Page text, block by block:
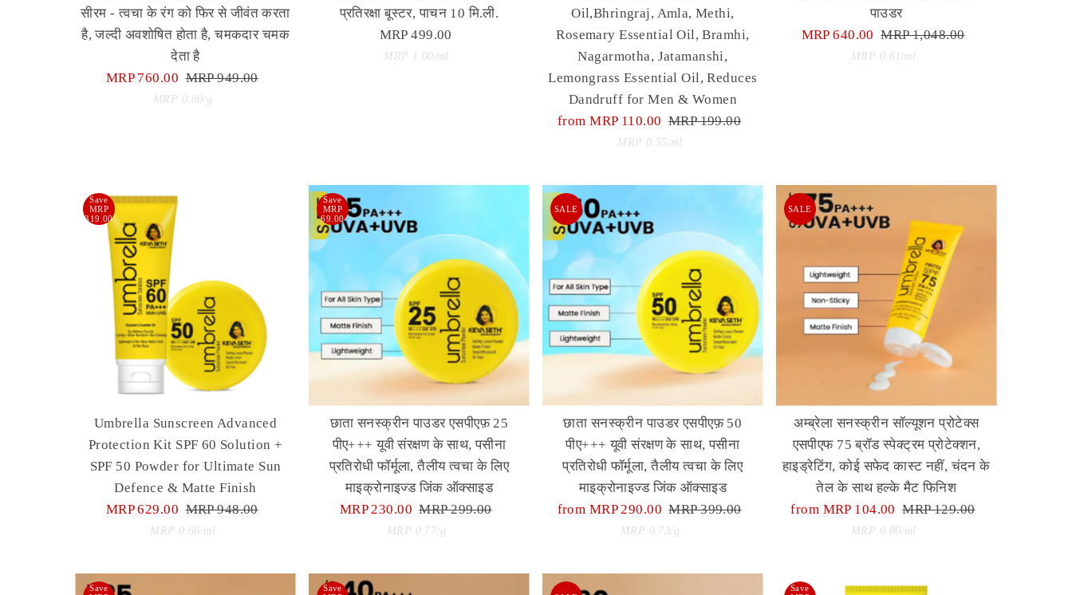
सीरम - त्वचा के रंग को फिर से जीवंत करता
है, जल्दी अवशोषित होता है, चमकदार चमक
देता है
Sale
MRP 760.00 Regular
Price
MRP 949.00
Unit
MRP 0.80/ per
g
प्रतिरक्षा बूस्टर, पाचन 10 मि.ली.
Regular
Price
MRP 499.00
Unit
MRP 1.00/ per
ml
Oil,Bhringraj, Amla, Methi,
Rosemary Essential Oil, Bramhi,
Nagarmotha, Jatamanshi,
Lemongrass Essential Oil, Reduces
Dandruff for Men & Women
Sale
from MRP 110.00 Regular
Price
MRP 199.00
Unit
MRP 0.55/ per
ml
पाउडर
Sale
MRP 640.00 Regular
Price
MRP 1,048.00
Unit
MRP 0.61/ per
ml
Save
MRP
319.00
Umbrella Sunscreen Advanced
Protection Kit SPF 60 Solution +
SPF 50 Powder for Ultimate Sun
Defence & Matte Finish
Sale
MRP 629.00 Regular
Price
MRP 948.00
Unit
MRP 0.66/ per
ml
Save
MRP
69.00
छाता सनस्क्रीन पाउडर एसपीएफ़ 25
पीए+++ यूवी संरक्षण के साथ, पसीना
प्रतिरोधी फॉर्मूला, तैलीय त्वचा के लिए
माइक्रोनाइज्ड जिंक ऑक्साइड
Sale
MRP 230.00 Regular
Price
MRP 299.00
Unit
MRP 0.77/ per
g
SALE
छाता सनस्क्रीन पाउडर एसपीएफ़ 50
पीए+++ यूवी संरक्षण के साथ, पसीना
प्रतिरोधी फॉर्मूला, तैलीय त्वचा के लिए
माइक्रोनाइज्ड जिंक ऑक्साइड
Sale
from MRP 290.00 Regular
Price
MRP 399.00
Unit
MRP 0.73/ per
g
SALE
अम्ब्रेला सनस्क्रीन सॉल्यूशन प्रोटेक्स
एसपीएफ 75 ब्रॉड स्पेक्ट्रम प्रोटेक्शन,
हाइड्रेटिंग, कोई सफेद कास्ट नहीं, चंदन के
तेल के साथ हल्के मैट फिनिश
Sale
from MRP 104.00 Regular
Price
MRP 129.00
Unit
MRP 0.80/ per
ml
Save
Save
Save